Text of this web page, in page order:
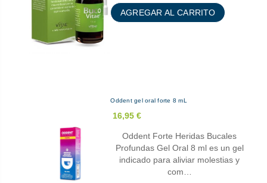
AGREGAR AL CARRITO
Oddent gel oral forte 8 mL
16,95 €
Oddent Forte Heridas Bucales
Profundas Gel Oral 8 ml es un gel
indicado para aliviar molestias y
com…